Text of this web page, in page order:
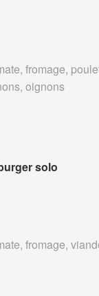
fromage,
oignons
solo
fromage,